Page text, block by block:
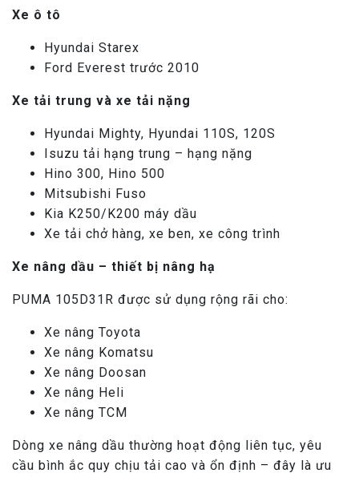
Xe ô tô
Hyundai Starex
Ford Everest trước 2010
Xe tải trung và xe tải nặng
Hyundai Mighty, Hyundai 110S, 120S
Isuzu tải hạng trung – hạng nặng
Hino 300, Hino 500
Mitsubishi Fuso
Kia K250/K200 máy dầu
Xe tải chở hàng, xe ben, xe công trình
Xe nâng dầu – thiết bị nâng hạ
PUMA 105D31R được sử dụng rộng rãi cho:
Xe nâng Toyota
Xe nâng Komatsu
Xe nâng Doosan
Xe nâng Heli
Xe nâng TCM
Dòng xe nâng dầu thường hoạt động liên tục, yêu
cầu bình ắc quy chịu tải cao và ổn định – đây là ưu